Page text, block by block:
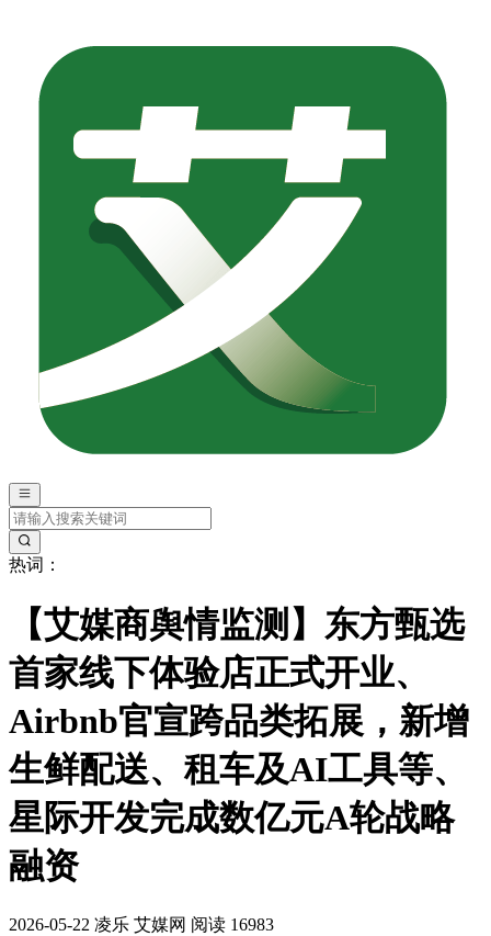
热词：
【艾媒商舆情监测】东方甄选
首家线下体验店正式开业、
Airbnb官宣跨品类拓展，新增
生鲜配送、租车及AI工具等、
星际开发完成数亿元A轮战略
融资
2026-05-22 凌乐 艾媒网 阅读 16983